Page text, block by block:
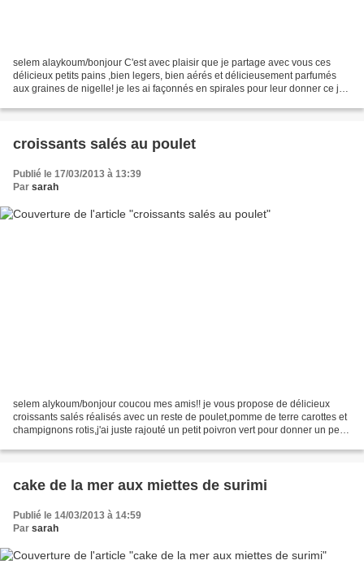
selem alaykoum/bonjour C'est avec plaisir que je partage avec vous ces
délicieux petits pains ,bien legers, bien aérés et délicieusement parfumés
aux graines de nigelle! je les ai façonnés en spirales pour leur donner ce joli
croissants salés au poulet
Publié le 17/03/2013 à 13:39
Par sarah
selem alykoum/bonjour coucou mes amis!! je vous propose de délicieux
croissants salés réalisés avec un reste de poulet,pomme de terre carottes et
champignons rotis,j'ai juste rajouté un petit poivron vert pour donner un peu
cake de la mer aux miettes de surimi
Publié le 14/03/2013 à 14:59
Par sarah